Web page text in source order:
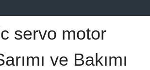
servo motor
ve Bakımı